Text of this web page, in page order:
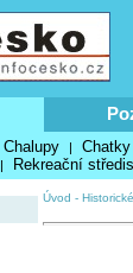
Chalupy |
| Rekreační
Úvod -